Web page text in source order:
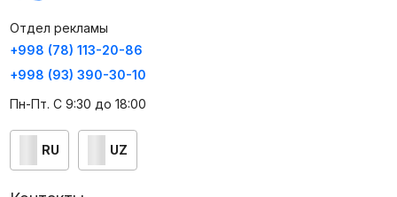
Отдел рекламы
+998 (78) 113-20-86
+998 (93) 390-30-10
Пн-Пт. С 9:30 до 18:00
RU UZ